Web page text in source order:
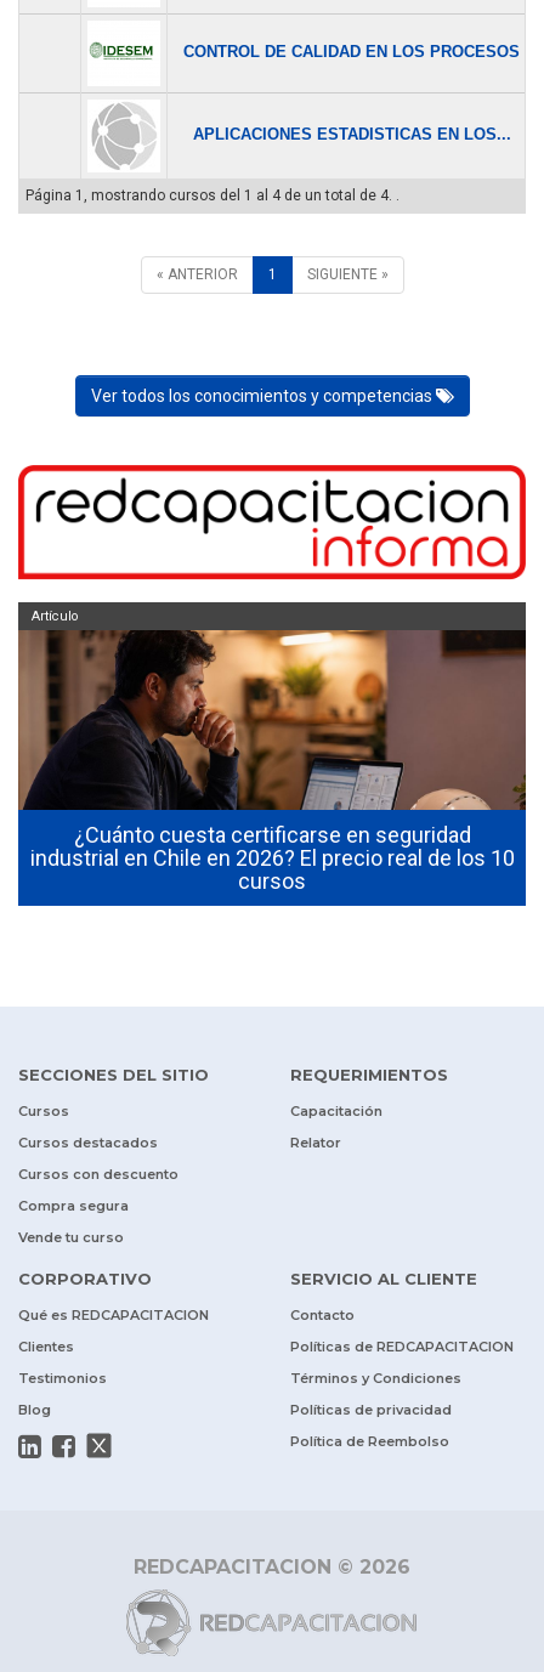
CONTROL DE CALIDAD EN LOS PROCESOS
APLICACIONES ESTADISTICAS EN LOS...
Página 1, mostrando cursos del 1 al 4 de un total de 4. .
« ANTERIOR 1 SIGUIENTE »
Ver todos los conocimientos y competencias
¿Cuánto cuesta certificarse en seguridad
industrial en Chile en 2026? El precio real de los 10
cursos
Artículo
SECCIONES DEL SITIO
Cursos
Cursos destacados
Cursos con descuento
Compra segura
Vende tu curso
REQUERIMIENTOS
Capacitación
Relator
CORPORATIVO
Qué es REDCAPACITACION
Clientes
Testimonios
Blog
SERVICIO AL CLIENTE
Contacto
Políticas de REDCAPACITACION
Términos y Condiciones
Políticas de privacidad
Política de Reembolso
REDCAPACITACION © 2026